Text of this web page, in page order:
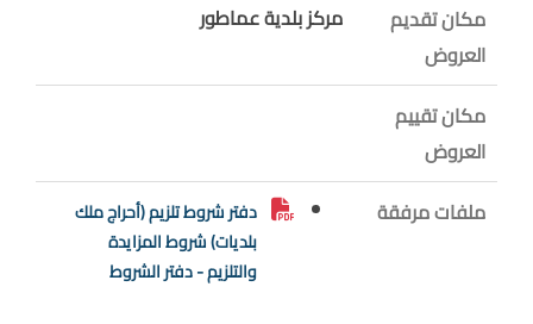
مكان تقديم
العروض
مركز بلدية عماطور
مكان تقييم
العروض
ملفات مرفقة
دفتر شروط تلزيم (أحراج ملك
بلديات) شروط المزايدة
والتلزيم - دفتر الشروط